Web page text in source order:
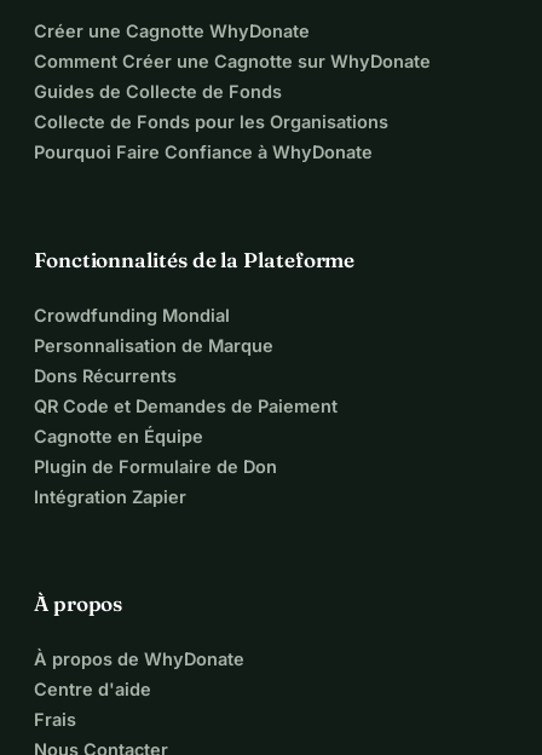
Créer une Cagnotte WhyDonate
Comment Créer une Cagnotte sur WhyDonate
Guides de Collecte de Fonds
Collecte de Fonds pour les Organisations
Pourquoi Faire Confiance à WhyDonate
Fonctionnalités de la Plateforme
Crowdfunding Mondial
Personnalisation de Marque
Dons Récurrents
QR Code et Demandes de Paiement
Cagnotte en Équipe
Plugin de Formulaire de Don
Intégration Zapier
À propos
À propos de WhyDonate
Centre d'aide
Frais
Nous Contacter